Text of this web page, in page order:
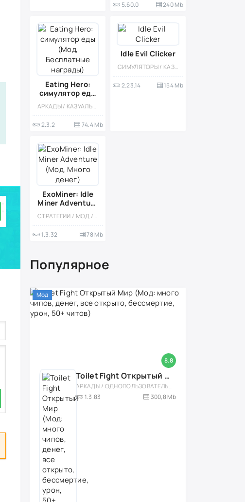
5.60.0 240 Mb
Eating Hero:
симулятор еды
(Мод,
БесплатныеАРКАДЫ / КАЗУАЛЬНЫЕ / ОДНОПОЛЬЗОВАТЕЛЬСКИЕ
2.3.2 74.4 Mb
Idle Evil Clicker
СИМУЛЯТОРЫ / КАЗУАЛЬНЫЕ / ОДНОПОЛЬЗОВАТЕЛЬСКИЕ / СТИЛИЗАЦИЯ / ОФЛАЙН / МОД
2.23.14 154 Mb
ExoMiner: Idle
Miner Adventure
(Мод, Много
денег)
СТРАТЕГИИ / МОД / ОФЛАЙН / СИМУЛЯТОРЫ / КАЗУАЛЬНЫЕ / ОДНОПОЛЬЗОВАТЕЛЬСКИЕ / ЭКОНОМИЧЕСКАЯ СТРАТЕГИЯ / СТИЛИЗАЦИЯ / ИЗОМЕТРИЯ / КОСМОС / ИССЛЕДОВАНИЯ / МАЛЕНЬКАЯ / ВИД СБОКУ
1.3.32 78 Mb
Популярное
8.8
Мод
Toilet Fight Открытый Мир (Мод: много чипов, денег, все открыто, бессмертие, урон, 50+ читов)
АРКАДЫ / ОДНОПОЛЬЗОВАТЕЛЬСКИЕ / ОФЛАЙН / МОД / РОЛЕВЫЕ / ШУТЕРЫ / ОТКРЫТЫЙ МИР / ВСТРОЕННЫЙ КЕШ / 3D / ЭКШЕНЫ / ТУАЛЕТНЫЕ ВОЙНЫ / ДЛЯ ДЕТЕЙ
1.3.83
300,8 Mb